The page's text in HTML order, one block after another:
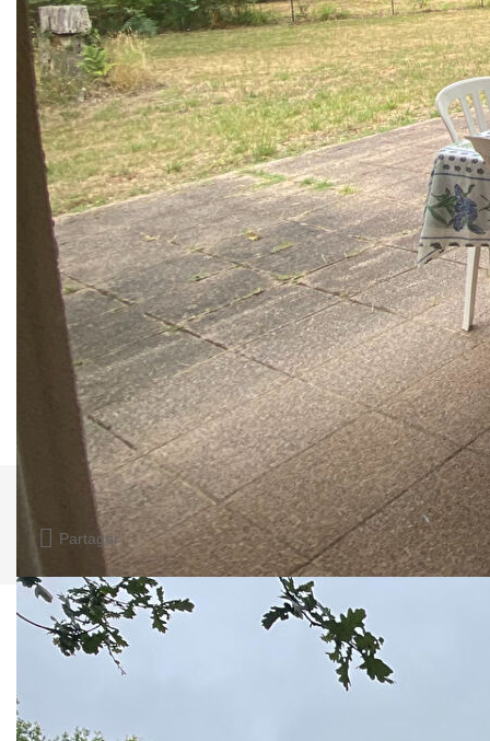
des plages océanes de MIMIZAN, visitez cette maion de
86.66m² environ en lisière de fôret avec toutes commodités
à pied et piste cyclable.
De plain- pied, elle se compose d'une entrée confortable
avec placards, salon séjour de près de 30m² avec deux
baies vitrées, cuisine de 10.56m² avec accès sur la
terrasse couverte et cellier attenant, deux chambres de
12.23m² et 12.24m² avec placards, salle d'eau et wc
indépendant.
De plus, sur le vaste terrain de 3644m², garage
indépendant de 56.71m².
Visitez la au plus vite !!
Honoraires à la charge du vendeur
Nos honoraires Nous contacter
Imprimer
Partager Calculer mon budget
Caractéristiques détaillées